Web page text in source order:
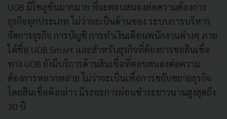
UOB มีโซลูชั่นมากมาย ที่จะตอบสนองต่อความต้องการ
ธุรกิจทุกประเภท ไม่ว่าจะเป็นด้านของ ระบบการบริหาร
จัดการธุรกิจ การบัญชี การทำเงินเดือนพนักงานต่างๆ ภาย
ใต้ชื่อ UOB Smart และสำหรับธุรกิจที่ต้องการขอสินเชื่อ
ทาง UOB ยังมีบริการด้านสินเชื่อที่ตอบสนองต่อความ
ต้องการหลากหลาย ไม่ว่าจะเป็นเพื่อการขยับขยายธุรกิจ
โดยสินเชื่อดังกล่าว มีระยะการผ่อนชำระยาวนานสูงสุดถึง
30 ปี